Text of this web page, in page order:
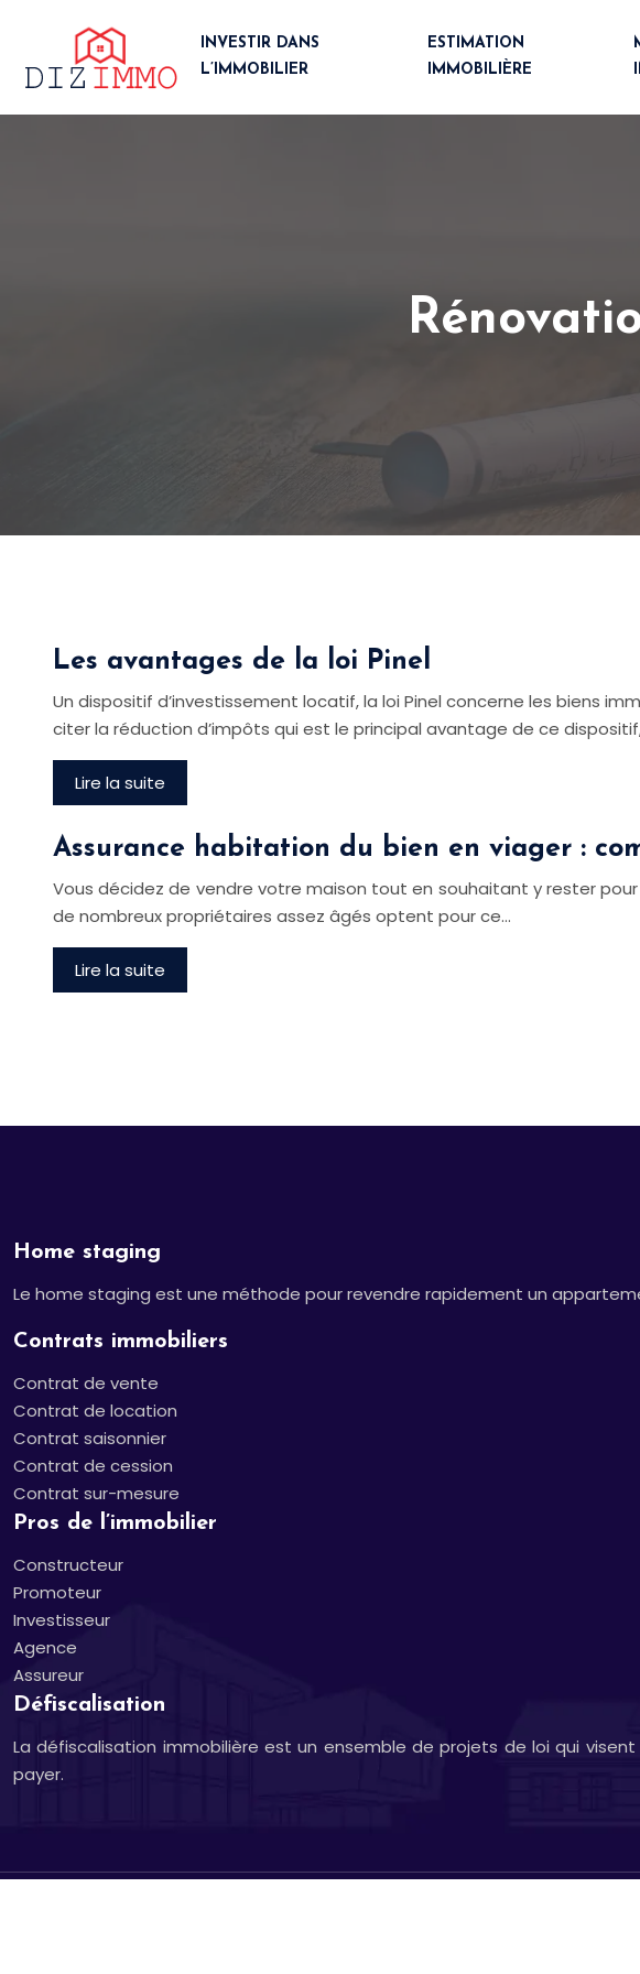
INVESTIR DANS
L’IMMOBILIER
ESTIMATION
IMMOBILIÈRE
Les avantages de la loi Pinel
Un dispositif d’investissement locatif, la loi Pinel concerne les biens
citer la réduction d’impôts qui est le principal avantage de ce
Lire la suite
Assurance habitation du bien en viager :
Vous décidez de vendre votre maison tout en souhaitant y rester
de nombreux propriétaires assez âgés optent pour ce…
Lire la suite
Home staging
Le home staging est une méthode pour revendre rapidement un
Contrats immobiliers
Contrat de vente
Contrat de location
Contrat saisonnier
Contrat de cession
Contrat sur-mesure
Pros de l’immobilier
Constructeur
Promoteur
Investisseur
Agence
Assureur
Défiscalisation
La défiscalisation immobilière est un ensemble de projets de loi qui
payer.